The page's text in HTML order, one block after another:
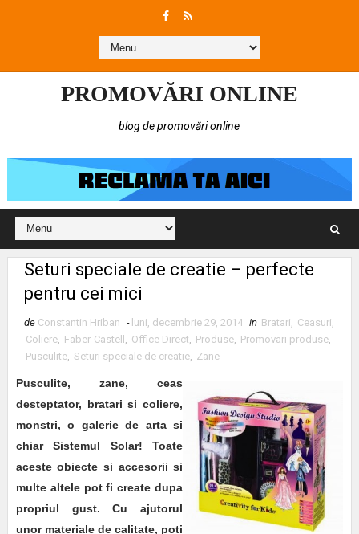
PROMOVĂRI ONLINE
blog de promovări online
Seturi speciale de creatie – perfecte
pentru cei mici
de Constantin Hriban - luni, decembrie 29, 2014 in Bratari, Ceasuri,
Coliere, Faber-Castell , Office Direct, Produse, Promovari produse,
Pusculite, Seturi speciale de creatie, Zane
Pusculite, zane, ceas
desteptator, bratari si coliere,
monstri, o galerie de arta si
chiar Sistemul Solar! Toate
aceste obiecte si accesorii si
multe altele pot fi create dupa
propriul gust. Cu ajutorul
unor materiale de calitate, poti